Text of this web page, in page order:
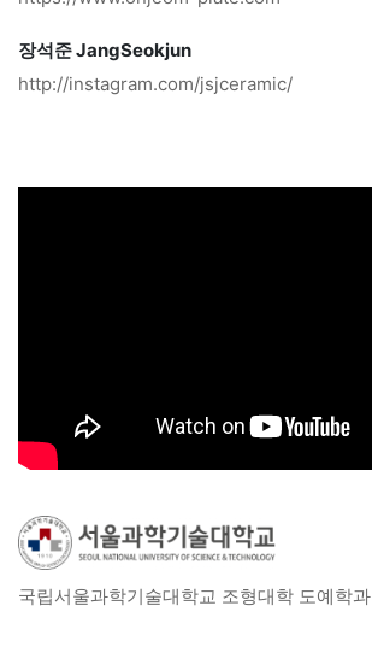
장석준 JangSeokjun
http://instagram.com/jsjceramic/
국립서울과학기술대학교 조형대학 도예학과